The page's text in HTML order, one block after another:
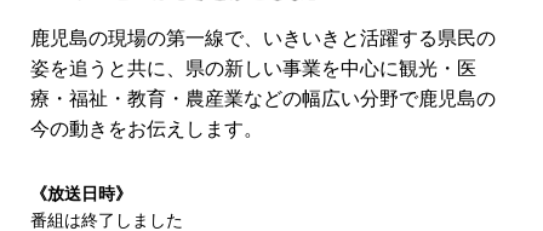
鹿児島の現場の第一線で、いきいきと活躍する県民の
姿を追うと共に、県の新しい事業を中心に観光・医
療・福祉・教育・農産業などの幅広い分野で鹿児島の
今の動きをお伝えします。
《放送日時》
番組は終了しました